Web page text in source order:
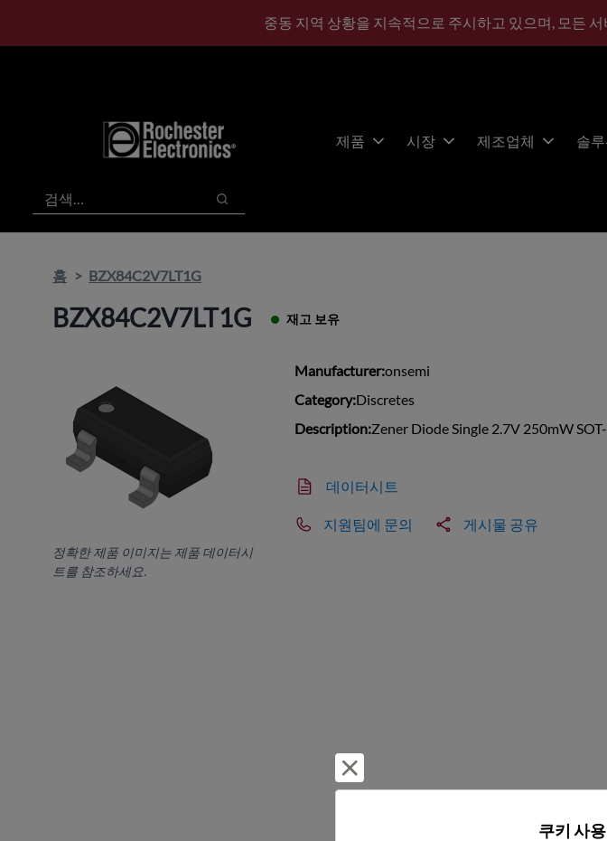
중동 지역 상황을 지속적으로 주시하고 있으며, 모든
제품 시장 제조업체 솔
검색
검색
홈 BZX84C2V7LT1G
BZX84C2V7LT1G 재고 보유
정확한 제품 이미지는 제품 데이터시
트를 참조하세요.
Manufacturer:onsemi
Category:Discretes
Description:Zener Diode Single 2.7V 250mW
데이터시트
지원팀에 문의 게시물 공유
쿠키 사